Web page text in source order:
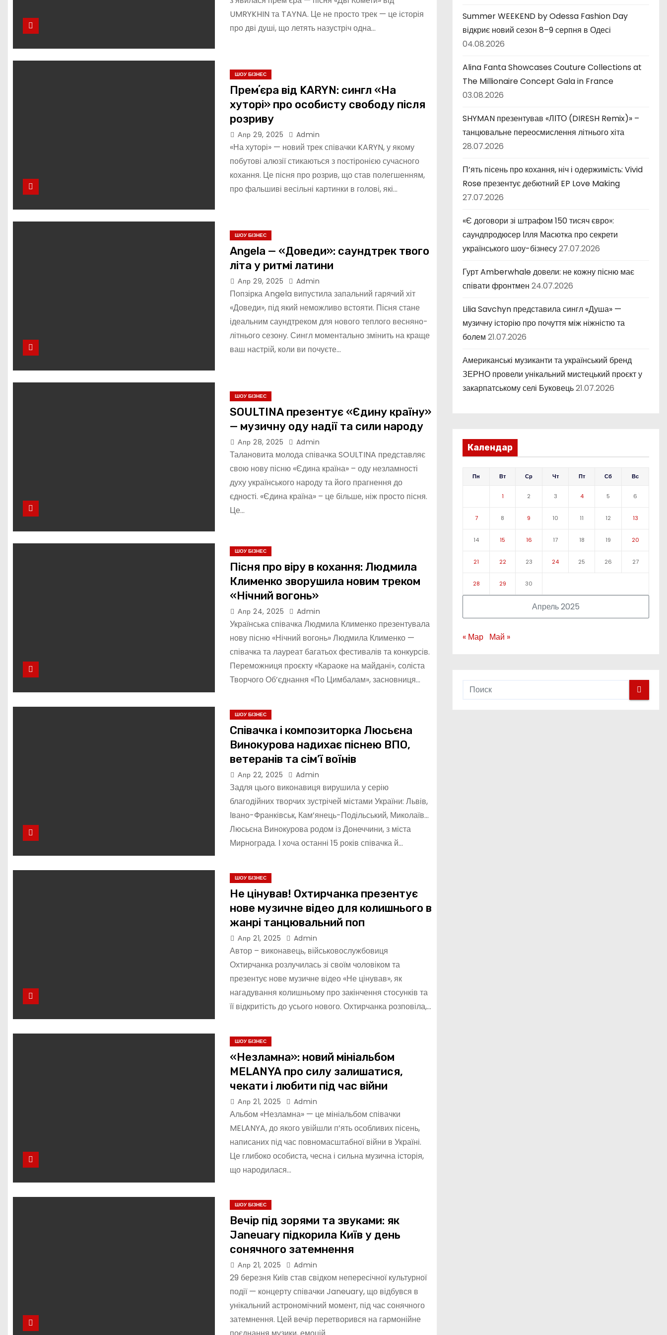
UMRYKHIN та TAYNA. Це не просто трек — це історія
про дві душі, що летять назустріч одна…
ШОУ БІЗНЕС
Премʼєра від KARYN: сингл «На
хуторі» про особисту свободу після
розриву
Апр 29, 2025 Admin
«На хуторі» — новий трек співачки KARYN, у якому
побутові алюзії стикаються з постіронією сучасного
кохання. Це пісня про розрив, що став полегшенням,
про фальшиві весільні картинки в голові, які…
ШОУ БІЗНЕС
Angela — «Доведи»: саундтрек твого
літа у ритмі латини
Апр 29, 2025 Admin
Попзірка Angela випустила запальний гарячий хіт
«Доведи», під який неможливо встояти. Пісня стане
ідеальним саундтреком для нового теплого весняно-
літнього сезону. Сингл моментально змінить на краще
ваш настрій, коли ви почуєте…
ШОУ БІЗНЕС
SOULTINA презентує «Єдину країну»
— музичну оду надії та сили народу
Апр 28, 2025 Admin
Талановита молода співачка SOULTINA представляє
свою нову пісню «Єдина країна» – оду незламності
духу українського народу та його прагнення до
єдності. «Єдина країна» – це більше, ніж просто пісня.
Це…
ШОУ БІЗНЕС
Пісня про віру в кохання: Людмила
Клименко зворушила новим треком
«Нічний вогонь»
Апр 24, 2025 Admin
Українська співачка Людмила Клименко презентувала
нову пісню «Нічний вогонь» Людмила Клименко —
співачка та лауреат багатьох фестивалів та конкурсів.
Переможниця проєкту «Караоке на майдані», соліста
Творчого Об’єднання «По Цимбалам», засновниця…
ШОУ БІЗНЕС
Співачка і композиторка Люсьєна
Винокурова надихає піснею ВПО,
ветеранів та сім’ї воїнів
Апр 22, 2025 Admin
Задля цього виконавиця вирушила у серію
благодійних творчих зустрічей містами України: Львів,
Івано-Франківськ, Кам’янець-Подільський, Миколаїв…
Люсьєна Винокурова родом із Донеччини, з міста
Мирнограда. І хоча останні 15 років співачка й…
ШОУ БІЗНЕС
Не цінував! Охтирчанка презентує
нове музичне відео для колишнього в
жанрі танцювальний поп
Апр 21, 2025 Admin
Автор – виконавець, військовослужбовиця
Охтирчанка розлучилась зі своїм чоловіком та
презентує нове музичне відео «Не цінував», як
нагадування колишньому про закінчення стосунків та
її відкритість до усього нового. Охтирчанка розповіла,…
ШОУ БІЗНЕС
«Незламна»: новий мініальбом
MELANYA про силу залишатися,
чекати і любити під час війни
Апр 21, 2025 Admin
Альбом «Незламна» — це мініальбом співачки
MELANYA, до якого увійшли п’ять особливих пісень,
написаних під час повномасштабної війни в Україні.
Це глибоко особиста, чесна і сильна музична історія,
що народилася…
ШОУ БІЗНЕС
Вечір під зорями та звуками: як
Janeuary підкорила Київ у день
сонячного затемнення
Апр 21, 2025 Admin
29 березня Київ став свідком непересічної культурної
події — концерту співачки Janeuary, що відбувся в
унікальний астрономічний момент, під час сонячного
затемнення. Цей вечір перетворився на гармонійне
Summer WEEKEND by Odessa Fashion Day
відкриє новий сезон 8–9 серпня в Одесі
04.08.2026
Alina Fanta Showcases Couture Collections at
The Millionaire Concept Gala in France
03.08.2026
SHYMAN презентував «ЛІТО (DIRESH Remix)» –
танцювальне переосмислення літнього хіта
28.07.2026
П’ять пісень про кохання, ніч і одержимість: Vivid
Rose презентує дебютний EP Love Making
27.07.2026
«Є договори зі штрафом 150 тисяч євро»:
саундпродюсер Ілля Масютка про секрети
українського шоу-бізнесу27.07.2026
Гурт Amberwhale довели: не кожну пісню має
співати фронтмен 24.07.2026
Lilia Savchyn представила сингл «Душа» —
музичну історію про почуття між ніжністю та
болем 21.07.2026
Американські музиканти та український бренд
ЗЕРНО провели унікальний мистецький проєкт у
закарпатському селі Буковець21.07.2026
Календар
Апрель 2025
Пн Вт Ср Чт Пт Сб Вс
1 2 3 4 5 6
7 8 9 10 11 12 13
14 15 16 17 18 19 20
21 22 23 24 25 26 27
28 29 30
« Мар Май »